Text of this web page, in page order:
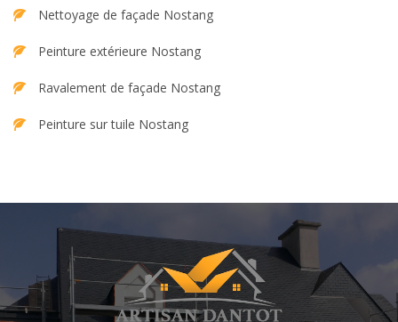
Nettoyage de façade Nostang
Peinture extérieure Nostang
Ravalement de façade Nostang
Peinture sur tuile Nostang